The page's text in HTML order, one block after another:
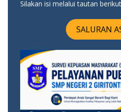
Silakan isi melalui tautan
SALURAN